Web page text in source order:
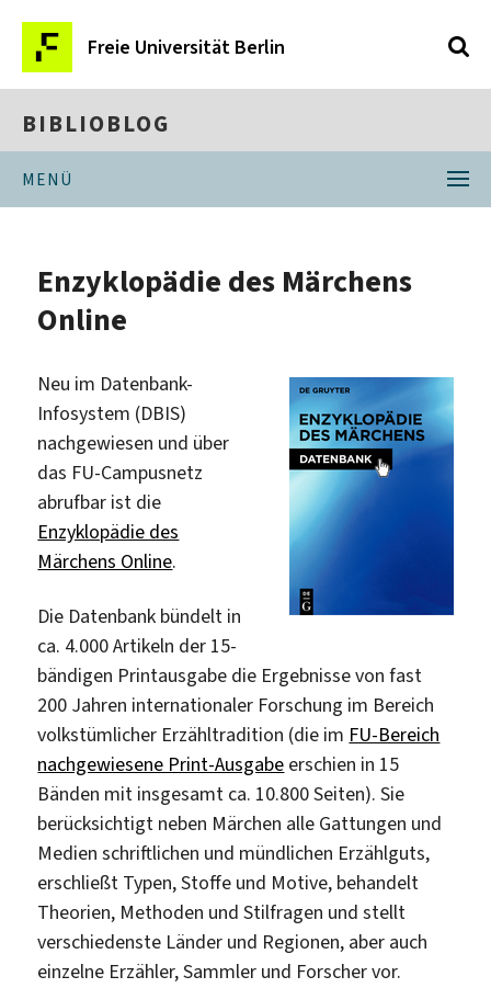
Freie Universität Berlin
BIBLIOBLOG
MENÜ
Enzyklopädie des Märchens
Online
Neu im Datenbank-
Infosystem (DBIS)
nachgewiesen und über
das FU-Campusnetz
abrufbar ist die
Enzyklopädie des
Märchens Online.
Die Datenbank bündelt in
ca. 4.000 Artikeln der 15-
bändigen Printausgabe die Ergebnisse von fast
200 Jahren internationaler Forschung im Bereich
volkstümlicher Erzähltradition (die im FU-Bereich
nachgewiesene Print-Ausgabe erschien in 15
Bänden mit insgesamt ca. 10.800 Seiten). Sie
berücksichtigt neben Märchen alle Gattungen und
Medien schriftlichen und mündlichen Erzählguts,
erschließt Typen, Stoffe und Motive, behandelt
Theorien, Methoden und Stilfragen und stellt
verschiedenste Länder und Regionen, aber auch
einzelne Erzähler, Sammler und Forscher vor.